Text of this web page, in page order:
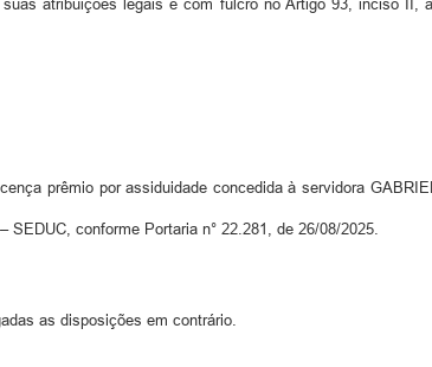
atribuições legais e com fulcro no Artigo 93, inciso II,
prêmio por assiduidade concedida à servidora
conforme Portaria n° 22.281, de 26/08/2025.
as disposições em contrário.